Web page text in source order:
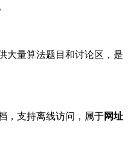
大量算法题目和讨论区，是
，支持离线访问，属于网址